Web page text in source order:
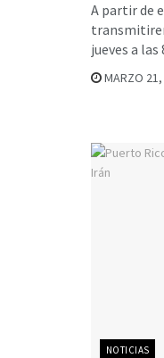
A partir de
jueves a las
MARZO
NOTICIAS